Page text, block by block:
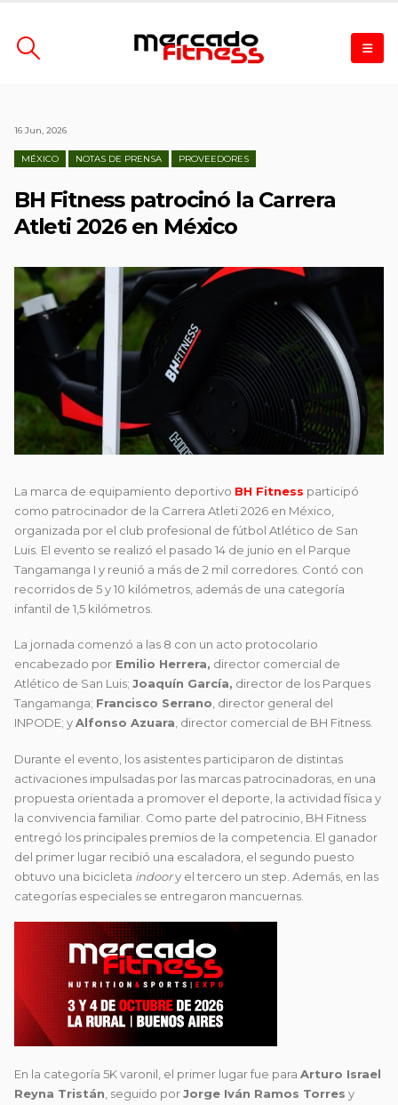
16 Jun, 2026
MÉXICO NOTAS DE PRENSA PROVEEDORES
BH Fitness patrocinó la Carrera
Atleti 2026 en México
La marca de equipamiento deportivo BH Fitness participó
como patrocinador de la Carrera Atleti 2026 en México,
organizada por el club profesional de fútbol Atlético de San
Luis. El evento se realizó el pasado 14 de junio en el Parque
Tangamanga I y reunió a más de 2 mil corredores. Contó con
recorridos de 5 y 10 kilómetros, además de una categoría
infantil de 1,5 kilómetros.
La jornada comenzó a las 8 con un acto protocolario
encabezado por Emilio Herrera, director comercial de
Atlético de San Luis; Joaquín García, director de los Parques
Tangamanga; Francisco Serrano , director general del
INPODE; yAlfonso Azuara , director comercial de BH Fitness.
Durante el evento, los asistentes participaron de distintas
activaciones impulsadas por las marcas patrocinadoras, en una
propuesta orientada a promover el deporte, la actividad física y
la convivencia familiar. Como parte del patrocinio, BH Fitness
entregó los principales premios de la competencia. El ganador
del primer lugar recibió una escaladora, el segundo puesto
obtuvo una bicicleta indoory el tercero un step. Además, en las
categorías especiales se entregaron mancuernas.
En la categoría 5K varonil, el primer lugar fue para Arturo Israel
Reyna Tristán, seguido porJorge Iván Ramos Torres y